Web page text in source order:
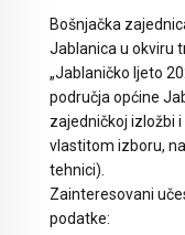
Bošnjačka
Jablanica u okviru
„Jablaničko ljeto
područja općine
zajedničkoj izložbi
vlastitom izboru,
tehnici).
Zainteresovani
podatke: